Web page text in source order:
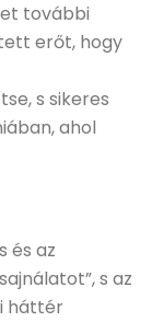
további
erőt, hogy
s sikeres
ahol
és az
s az
háttér